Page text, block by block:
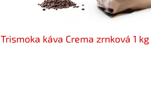
Trismoka káva Crema zrnková 1 kg